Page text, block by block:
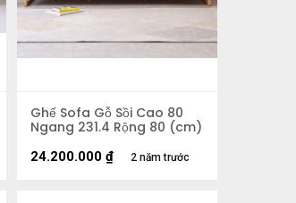
Ghế Sofa Gỗ Sồi Cao 80
Ngang 231.4 Rộng 80 (cm)
2 năm trước
24.200.000 ₫